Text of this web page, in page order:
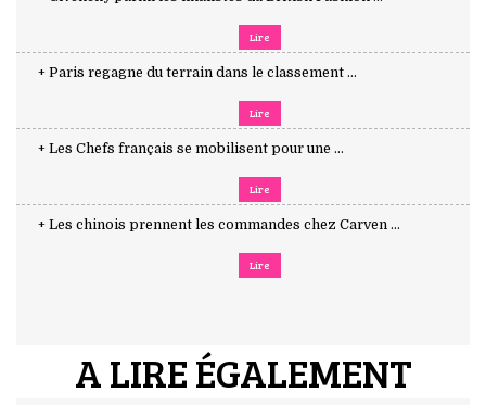
Lire
+ Paris regagne du terrain dans le classement ...
Lire
+ Les Chefs français se mobilisent pour une ...
Lire
+ Les chinois prennent les commandes chez Carven ...
Lire
A LIRE ÉGALEMENT